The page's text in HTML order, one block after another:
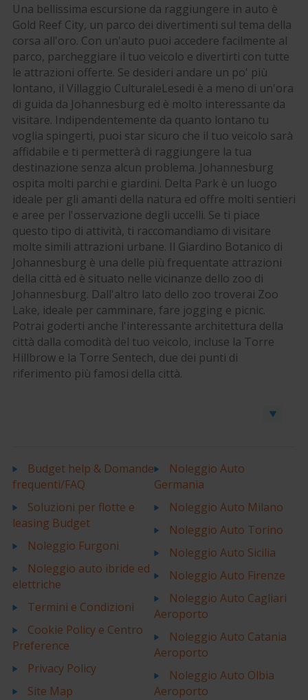
Una bellissima escursione da raggiungere in auto è
Gold Reef City, un parco dei divertimenti sul tema della
corsa all'oro. Con un'auto puoi accedere facilmente al
parco, parcheggiare il tuo veicolo e divertirti con tutte
le attrazioni offerte. Se desideri andare un po' più
lontano, il Villaggio CulturaleLesedi è a meno di un'ora
di guida da Johannesburg ed è molto interessante da
visitare. Indipendentemente da quanto lontano tu
voglia spingerti, puoi star sicuro che il tuo veicolo sarà
affidabile e ti permetterà di raggiungere la tua
destinazione senza alcun problema. Johannesburg
ospita molti parchi e giardini. Delta Park è un luogo
ideale per gli amanti della natura ed offre molti sentieri
e aree per l'osservazione degli uccelli. Se ti piace
questo tipo di attività, ti raccomandiamo di visitare
molte simili attrazioni urbane. Il Giardino Botanico di
Johannesburg è una delle più frequentate attrazioni
della città ed è situato nelle vicinanze dello zoo di
Johannesburg. Dall'altro lato dello zoo troverai Zoo
Lake, ideale per camminare, fare jogging e picnic.
Potrai goderti anche l'interessante architettura della
città dalla comodità del tuo veicolo, incluse la Torre
Hillbrow e la Torre Sentech, due dei punti di
riferimento più famosi della città.
Budget help & Domande
frequenti/FAQ
Soluzioni per flotte e
leasing Budget
Noleggio Furgoni
Noleggio auto ibride ed
elettriche
Termini e Condizioni
Cookie Policy e Centro
Preference
Privacy Policy
Site Map
Noleggio Auto
Germania
Noleggio Auto Milano
Noleggio Auto Torino
Noleggio Auto Sicilia
Noleggio Auto Firenze
Noleggio Auto Cagliari
Aeroporto
Noleggio Auto Catania
Aeroporto
Noleggio Auto Olbia
Aeroporto